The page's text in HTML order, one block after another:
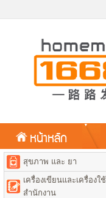
หน้าหลัก
สุขภาพ และ ยา
เครื่องเขียนและเครื่องใช้
สำนักงาน